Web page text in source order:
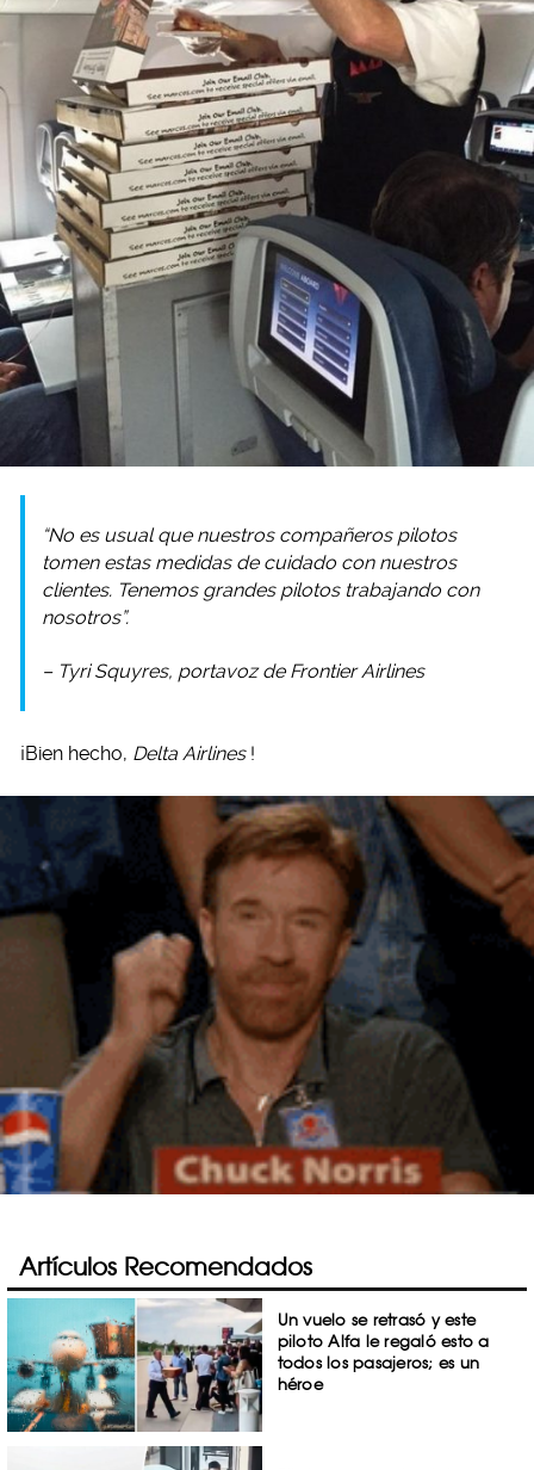
“No es usual que nuestros compañeros pilotos
tomen estas medidas de cuidado con nuestros
clientes. Tenemos grandes pilotos trabajando con
nosotros”.
– Tyri Squyres, portavoz de Frontier Airlines
¡Bien hecho, Delta Airlines !
Artículos Recomendados
Un vuelo se retrasó y este
piloto Alfa le regaló esto a
todos los pasajeros; es un
héroe